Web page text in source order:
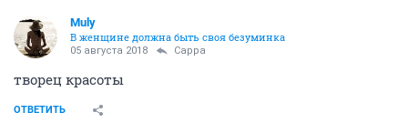
Muly
В женщине должна быть своя безyминка
05 августа 2018 Сарра
творец красоты
ОТВЕТИТЬ